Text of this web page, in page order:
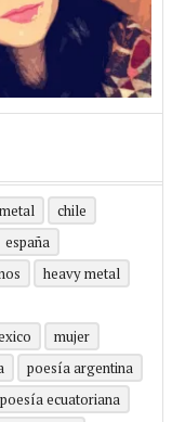
chile
españa
heavy metal
mujer
poesía argentina
poesía ecuatoriana